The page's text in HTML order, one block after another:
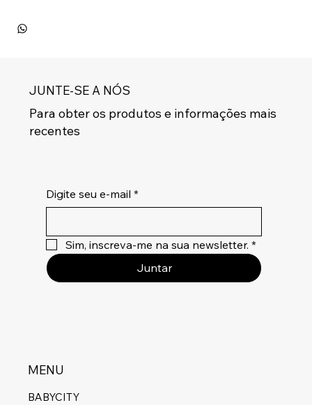
JUNTE-SE A NÓS
Para obter os produtos e informações mais
recentes
Digite seu e-mail *
Sim, inscreva-me na sua newsletter. *
Juntar
MENU
BABYCITY